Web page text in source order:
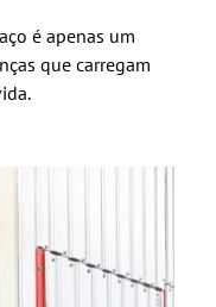
é apenas um
que carregam